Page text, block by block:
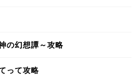
の幻想譚～攻略
って攻略